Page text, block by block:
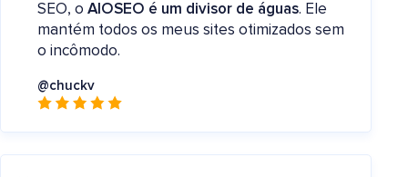
SEO, o AIOSEO é um divisor de águas. Ele
mantém todos os meus sites otimizados sem
o incômodo.
@chuckv